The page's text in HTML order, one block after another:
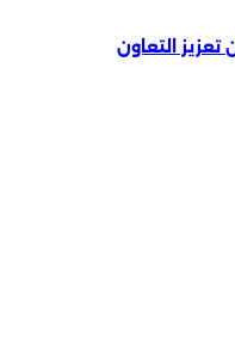
تعزيز التعاون